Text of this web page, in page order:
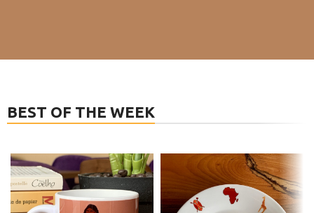
BEST OF THE WEEK